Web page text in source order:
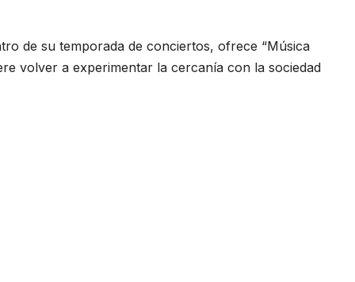
de su temporada de conciertos, ofrece “Música
volver a experimentar la cercanía con la sociedad